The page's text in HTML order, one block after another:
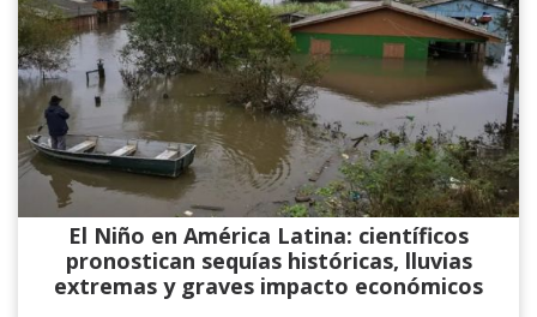
El Niño en América Latina: científicos
pronostican sequías históricas, lluvias
extremas y graves impacto económicos